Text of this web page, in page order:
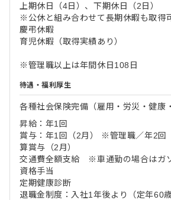
上期休日（4日）、下期休日（2日）
※公休と組み合わせて長期休暇も取得
慶弔休暇
育児休暇（取得実績あり）
※管理職以上は年間休日108日
待遇・福利厚生
各種社会保険完備（雇用・労災・健康
昇給：年1回
賞与：年1回（2月） ※管理職／年2回
算賞与（2月）
交通費全額支給 ※車通勤の場合はガ
資格手当
定期健康診断
退職金制度：入社1年後より（定年60歳